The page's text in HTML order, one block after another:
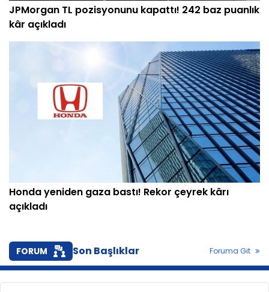
JPMorgan TL pozisyonunu kapattı! 242 baz puanlık
kâr açıkladı
Honda yeniden gaza bastı! Rekor çeyrek kârı
açıkladı
FORUM Son Başlıklar Foruma Git